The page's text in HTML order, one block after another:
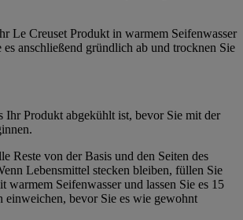
Le Creuset Produkt in warmem Seifenwasser
es anschließend gründlich ab und trocknen Sie
Ihr Produkt abgekühlt ist, bevor Sie mit der
Reste von der Basis und den Seiten des
Lebensmittel stecken bleiben, füllen Sie
warmem Seifenwasser und lassen Sie es 15
einweichen, bevor Sie es wie gewohnt